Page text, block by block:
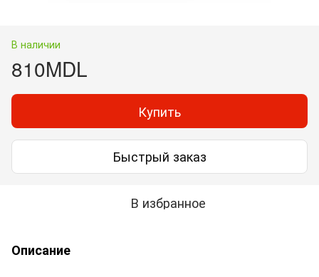
В наличии
810MDL
Купить
Быстрый заказ
В избранное
Описание